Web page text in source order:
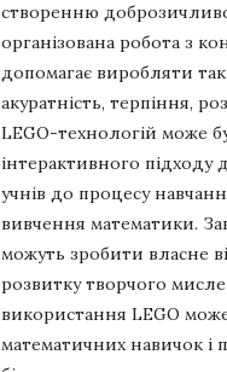
створенню
організована робота з
допомагає виробляти
акуратність, терпіння,
LEGO-технологій може
інтерактивного підходу
учнів до процесу
вивчення математики.
можуть зробити власне
розвитку творчого
використання LEGO
математичних навичок і